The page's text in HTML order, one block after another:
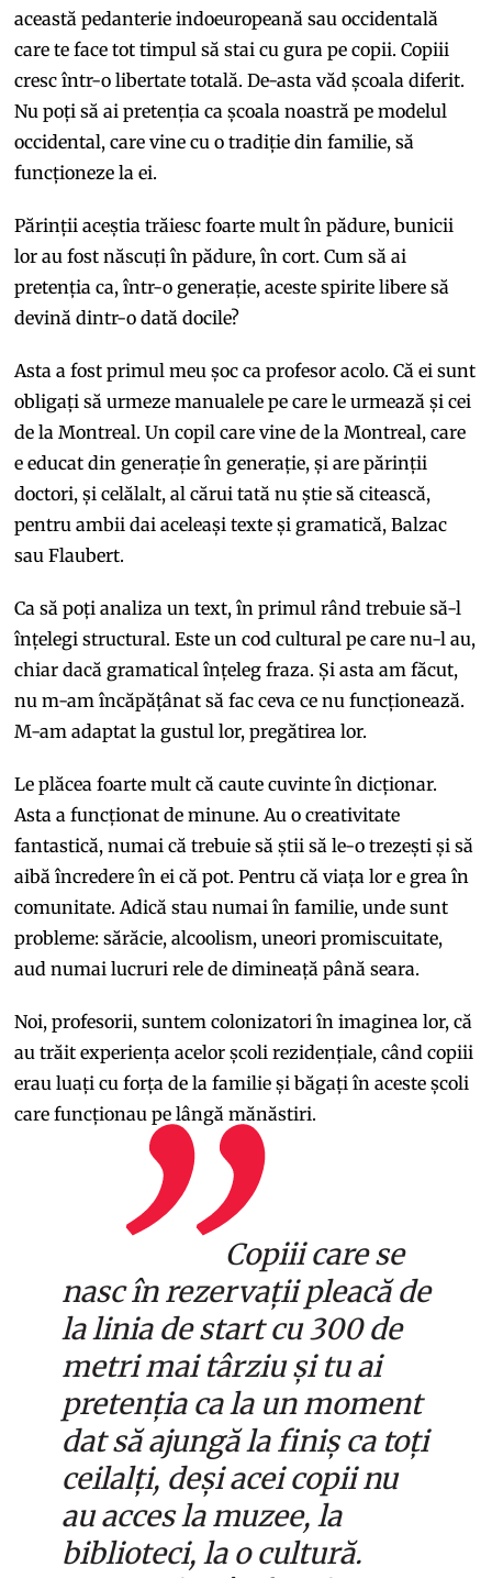
această pedanterie indoeuropeană sau occidentală
care te face tot timpul să stai cu gura pe copii. Copiii
cresc într-o libertate totală. De-asta văd școala diferit.
Nu poți să ai pretenția ca școala noastră pe modelul
occidental, care vine cu o tradiție din familie, să
funcționeze la ei.
Părinții aceștia trăiesc foarte mult în pădure, bunicii
lor au fost născuți în pădure, în cort. Cum să ai
pretenția ca, într-o generație, aceste spirite libere să
devină dintr-o dată docile?
Asta a fost primul meu șoc ca profesor acolo. Că ei sunt
obligați să urmeze manualele pe care le urmează și cei
de la Montreal. Un copil care vine de la Montreal, care
e educat din generație în generație, și are părinții
doctori, și celălalt, al cărui tată nu știe să citească,
pentru ambii dai aceleași texte și gramatică, Balzac
sau Flaubert.
Ca să poți analiza un text, în primul rând trebuie să-l
înțelegi structural. Este un cod cultural pe care nu-l au,
chiar dacă gramatical înțeleg fraza. Și asta am făcut,
nu m-am încăpățânat să fac ceva ce nu funcționează.
M-am adaptat la gustul lor, pregătirea lor.
Le plăcea foarte mult că caute cuvinte în dicționar.
Asta a funcționat de minune. Au o creativitate
fantastică, numai că trebuie să știi să le-o trezești și să
aibă încredere în ei că pot. Pentru că viața lor e grea în
comunitate. Adică stau numai în familie, unde sunt
probleme: sărăcie, alcoolism, uneori promiscuitate,
aud numai lucruri rele de dimineață până seara.
Noi, profesorii, suntem colonizatori în imaginea lor, că
au trăit experiența acelor școli rezidențiale, când copiii
erau luați cu forța de la familie și băgați în aceste școli
care funcționau pe lângă mănăstiri.
Copiii care se
nasc în rezervații pleacă de
la linia de start cu 300 de
metri mai târziu și tu ai
pretenția ca la un moment
dat să ajungă la finiș ca toți
ceilalți, deși acei copii nu
au acces la muzee, la
biblioteci, la o cultură.